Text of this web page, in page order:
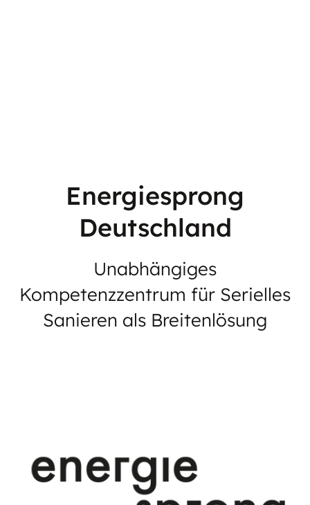
Energiesprong
Deutschland
Unabhängiges
Kompetenzzentrum für Serielles
Sanieren als Breitenlösung